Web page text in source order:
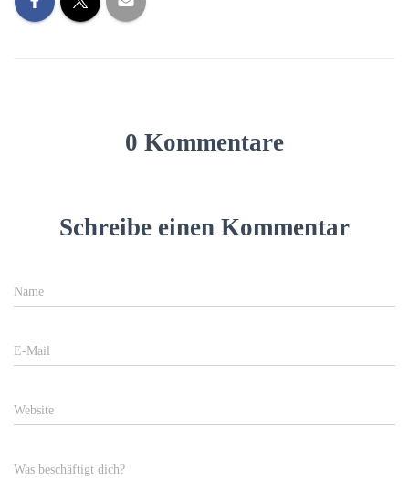
0 Kommentare
Schreibe einen Kommentar
Name
E-Mail
Website
Was beschäftigt dich?